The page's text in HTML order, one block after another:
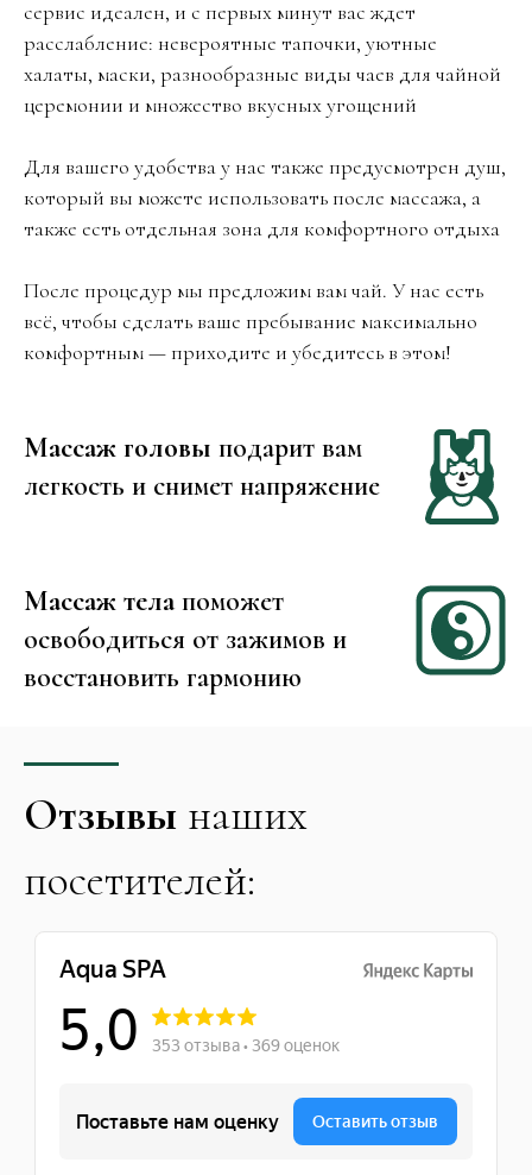
сервис идеален, и с первых минут вас ждет
расслабление: невероятные тапочки, уютные
халаты, маски, разнообразные виды чаев для чайной
церемонии и множество вкусных угощений
Для вашего удобства у нас также предусмотрен душ,
который вы можете использовать после массажа, а
также есть отдельная зона для комфортного отдыха
После процедур мы предложим вам чай. У нас есть
всё, чтобы сделать ваше пребывание максимально
комфортным — приходите и убедитесь в этом!
Массаж головы подарит вам
легкость и снимет напряжение
Массаж телапоможет
освободиться от зажимов и
восстановить гармонию
Отзывы наших
посетителей: